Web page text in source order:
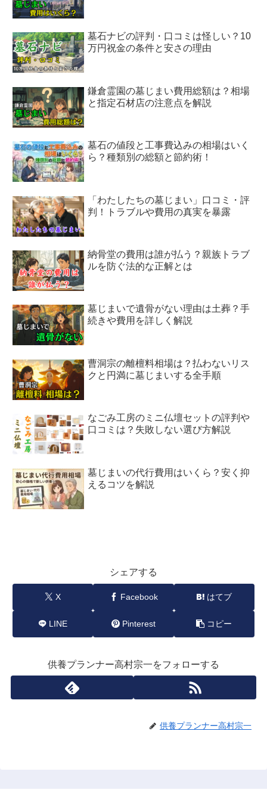
墓石ナビの評判・口コミは怪しい？10
万円祝金の条件と安さの理由
鎌倉霊園の墓じまい費用総額は？相場
と指定石材店の注意点を解説
墓石の値段と工事費込みの相場はいく
ら？種類別の総額と節約術！
「わたしたちの墓じまい」口コミ・評
判！トラブルや費用の真実を暴露
納骨堂の費用は誰が払う？親族トラブ
ルを防ぐ法的な正解とは
墓じまいで遺骨がない理由は土葬？手
続きや費用を詳しく解説
曹洞宗の離檀料相場は？払わないリス
クと円満に墓じまいする全手順
なごみ工房のミニ仏壇セットの評判や
口コミは？失敗しない選び方解説
墓じまいの代行費用はいくら？安く抑
えるコツを解説
シェアする
X Facebook はてブ
LINE Pinterest コピー
供養プランナー高村宗一をフォローする
供養プランナー高村宗一